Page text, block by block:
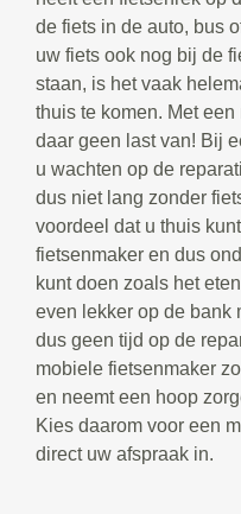
de fiets in de auto, bus
uw fiets ook nog bij de
staan, is het vaak
thuis te komen. Met
daar geen last van! Bij
u wachten op de
dus niet lang zonder
voordeel dat u thuis
fietsenmaker en dus
kunt doen zoals het
even lekker op de bank
dus geen tijd op de
mobiele fietsenmaker
en neemt een hoop
Kies daarom voor een
direct uw afspraak in.